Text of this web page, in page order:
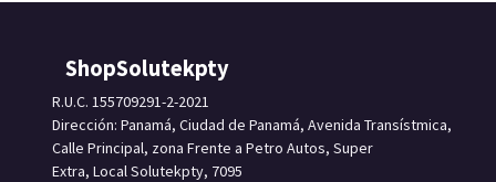
ShopSolutekpty
R.U.C. 155709291-2-2021
Dirección: Panamá, Ciudad de Panamá, Avenida Transístmica,
Calle Principal, zona Frente a Petro Autos, Super
Extra, Local Solutekpty, 7095